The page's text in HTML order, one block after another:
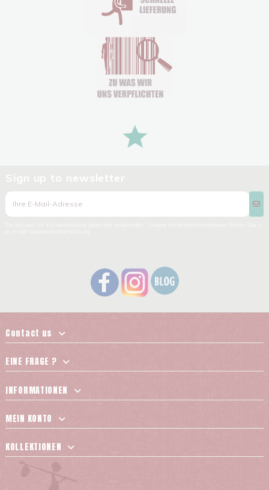
Contact us
EINE FRAGE ?
INFORMATIONEN
MEIN KONTO
KOLLEKTIONEN